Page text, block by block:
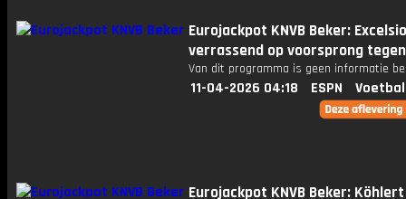
Eurojackpot KNVB Beker:
verrassend op voorsprong tegen
Van dit programma is geen informatie
11-04-2026 04:18 ESPN
Eurojackpot KNVB Beker: